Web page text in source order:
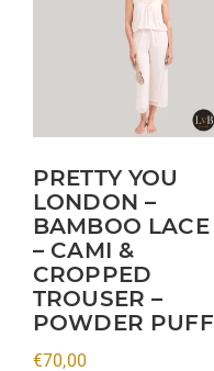
PRETTY YOU
LONDON –
BAMBOO LACE
– CAMI &
CROPPED
TROUSER –
POWDER PUFF
€70,00
optie
kan
gekozen
worden
op
de
productpagina